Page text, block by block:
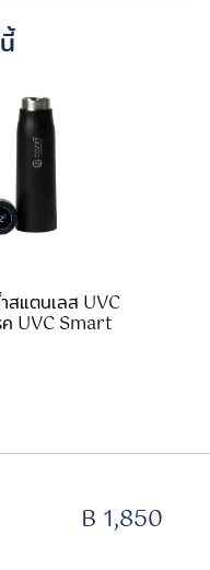
สแตนเลส​ UVC
ค UVC Smart
B 1,850